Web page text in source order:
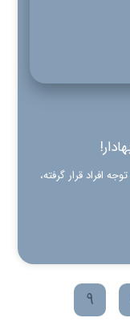
افراد قرار گرفته،
9